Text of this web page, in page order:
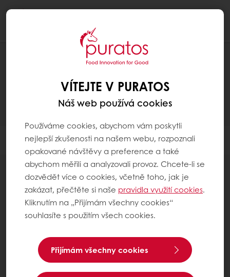
Filtr
2 items
VÍTEJTE V PURATOS
Náš web používá cookies
Používáme cookies, abychom vám poskytli
nejlepší zkušenosti na našem webu, rozpoznali
opakované návštěvy a preference a také
abychom měřili a analyzovali provoz. Chcete-li se
dozvědět více o cookies, včetně toho, jak je
zakázat, přečtěte si naše pravidla využití cookies.
Kliknutím na „Přijímám všechny cookies“
souhlasíte s použitím všech cookies.
Přijímám všechny cookies